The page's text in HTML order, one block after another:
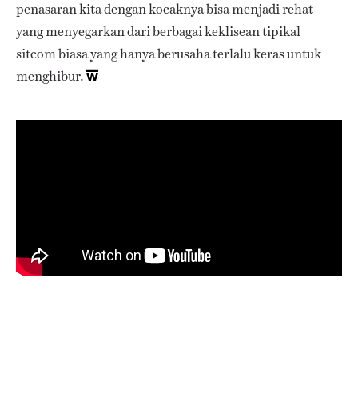
penasaran kita dengan kocaknya bisa menjadi rehat
yang menyegarkan dari berbagai keklisean tipikal
sitcom biasa yang hanya berusaha terlalu keras untuk
menghibur.